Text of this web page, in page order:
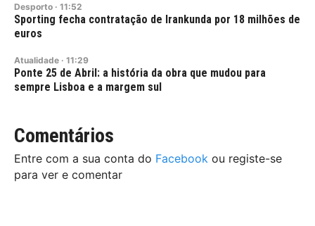
Desporto · 11:52
Sporting fecha contratação de Irankunda por 18 milhões de
euros
Atualidade · 11:29
Ponte 25 de Abril: a história da obra que mudou para
sempre Lisboa e a margem sul
Comentários
Entre com a sua conta do Facebook ou registe-se
para ver e comentar